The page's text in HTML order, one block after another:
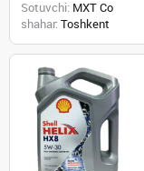
Sotuvchi: MXT Co
shahar: Toshkent